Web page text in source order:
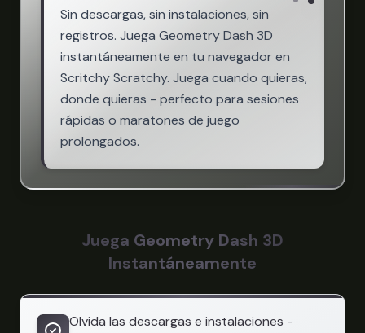
Sin descargas, sin instalaciones, sin
registros. Juega Geometry Dash 3D
instantáneamente en tu navegador en
Scritchy Scratchy. Juega cuando quieras,
donde quieras - perfecto para sesiones
rápidas o maratones de juego
prolongados.
Juega Geometry Dash 3D
Instantáneamente
Olvida las descargas e instalaciones -